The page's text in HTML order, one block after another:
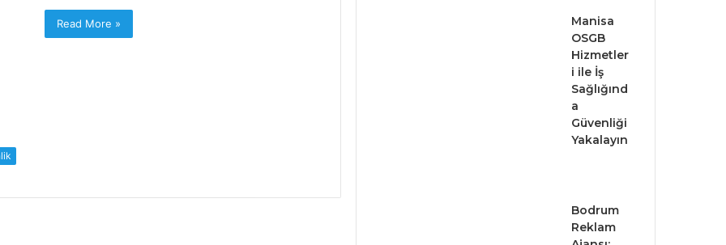
Read More »
Manisa
OSGB
Hizmetler
i ile İş
Sağlığınd
a
Güvenliği
Yakalayın
Bodrum
Reklam